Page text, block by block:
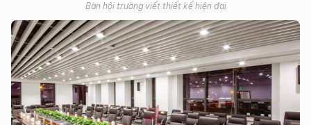
Bàn hội trường viết thiết kế hiện đại